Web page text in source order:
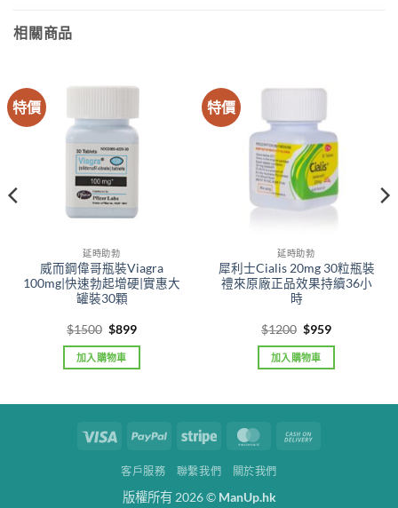
相關商品
特價
延時助勃
威而鋼偉哥瓶裝Viagra
100mg|快速勃起增硬|實惠大
罐裝30顆
$1500 Original
was:
$1500.
$899Current
is:
加入購物車
特價
延時助勃
犀利士Cialis 20mg 30粒瓶裝
禮來原廠正品效果持續36小
時
$1200 Original
was:
$1200.
$959Current
is:
加入購物車
Visa PayPal Stripe MasterCard
客戶服務 聯繫我們 關於我們
版權所有 2026 © ManUp.hk